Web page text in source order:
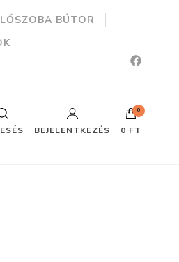
BÚTOR
BEJELENTKEZÉS
0
0 FT